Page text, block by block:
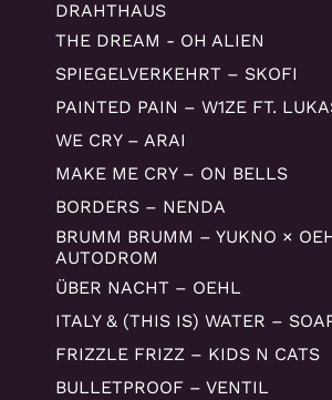
DRAHTHAUS
THE DREAM - OH ALIEN
SPIEGELVERKEHRT – SKOFI
PAINTED PAIN – W1ZE FT.
WE CRY – ARAI
MAKE ME CRY – ON BELLS
BORDERS – NENDA
BRUMM BRUMM – YUKNO ×
AUTODROM
ÜBER NACHT – OEHL
ITALY & (THIS IS) WATER –
FRIZZLE FRIZZ – KIDS N CATS
BULLETPROOF – VENTIL